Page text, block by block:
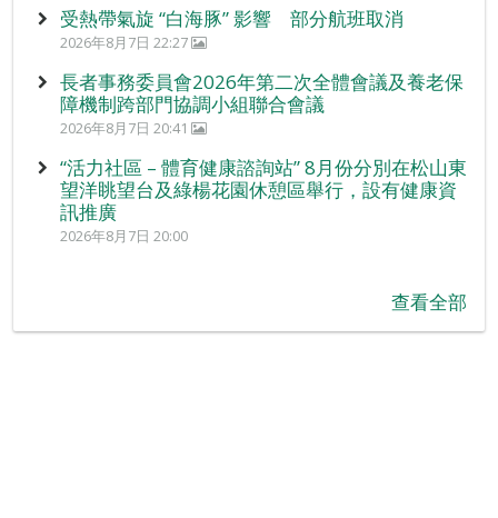
受熱帶氣旋 “白海豚” 影響 部分航班取消
2026年8月7日 22:27
長者事務委員會2026年第二次全體會議及養老保
障機制跨部門協調小組聯合會議
2026年8月7日 20:41
“活力社區 – 體育健康諮詢站” 8月份分別在松山東
望洋眺望台及綠楊花園休憩區舉行，設有健康資
訊推廣
2026年8月7日 20:00
查看全部